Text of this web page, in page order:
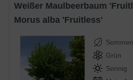
Weißer Maulbeerbaum
Morus alba 'Fruitless'
Grün
Sonnig